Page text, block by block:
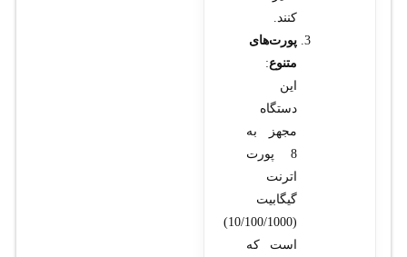
کنند.
پورت‌های
متنوع:
این
دستگاه
مجهز به
8 پورت
اترنت
گیگابیت
(10/100/1000)
است که